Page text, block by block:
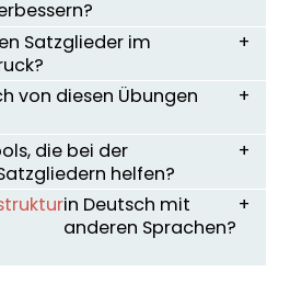
Satzglieder im
von diesen Übungen
die bei der
helfen?
in Deutsch mit
anderen Sprachen?